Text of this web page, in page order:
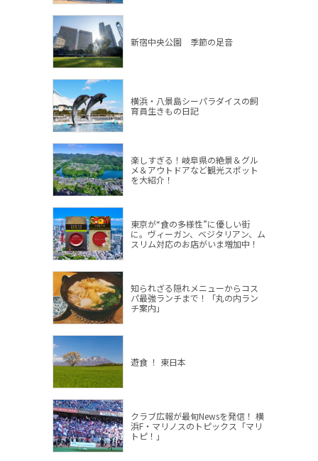
新宿中央公園 季節の足音
横浜・八景島シーパラダイスの飼
育員生きもの日記
楽しすぎる！岐阜県の絶景＆グル
メ＆アウトドアなど観光スポット
を大紹介！
東京が“食の多様性”に優しい街
に。ヴィーガン、ベジタリアン、ム
スリム対応のお店がいま増加中！
知られざる隠れメニューからコス
パ最強ランチまで！「丸の内ラン
チ案内」
遊食 ！ 東日本
クラブ広報が最旬Newsを発信！ 横
浜F・マリノスのトピックス「マリ
トピ！」